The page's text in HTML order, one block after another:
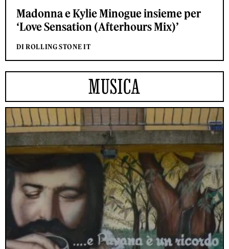
Madonna e Kylie Minogue insieme per
‘Love Sensation (Afterhours Mix)’
DI ROLLING STONE IT
MUSICA